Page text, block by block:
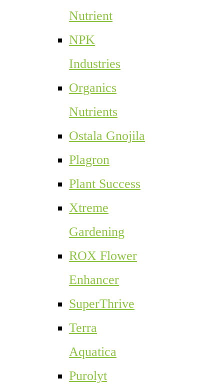
Nutrient
NPK
Industries
Organics
Nutrients
Ostala Gnojila
Plagron
Plant Success
Xtreme
Gardening
ROX Flower
Enhancer
SuperThrive
Terra
Aquatica
Purolyt